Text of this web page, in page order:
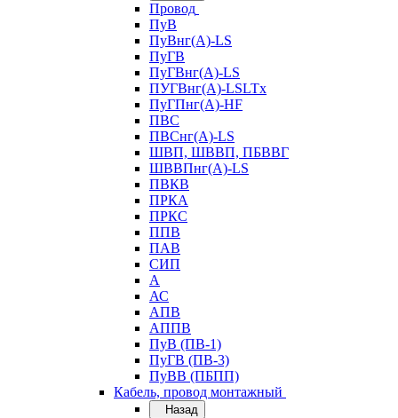
Провод
ПуВ
ПуВнг(А)-LS
ПуГВ
ПуГВнг(А)-LS
ПУГВнг(А)-LSLTx
ПуГПнг(А)-HF
ПВС
ПВСнг(А)-LS
ШВП, ШВВП, ПБВВГ
ШВВПнг(А)-LS
ПВКВ
ПРКА
ПРКС
ППВ
ПАВ
СИП
А
АС
АПВ
АППВ
ПуВ (ПВ-1)
ПуГВ (ПВ-3)
ПуВВ (ПБПП)
Кабель, провод монтажный
Назад